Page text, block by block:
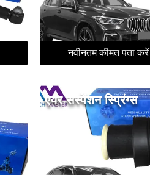
नवीनतम कीमत पता करें
एयर सस्पेंशन स्प्रिंग्स